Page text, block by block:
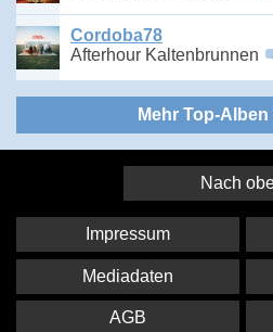
Cordoba78
Afterhour Kaltenbrunnen
Mehr Top-
Nach
Impressum
Mediadaten
AGB